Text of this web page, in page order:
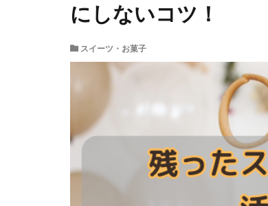
にしないコツ！
スイーツ・お菓子